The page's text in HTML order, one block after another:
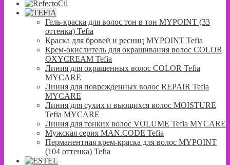
Гель-краска для волос тон в тон MYPOINT (33
оттенка) Tefia
Краска для бровей и ресниц MYPOINT Tefia
Крем-окислитель для окрашивания волос COLOR
OXYCREAM Tefia
Линия для окрашенных волос COLOR Tefia
MYCARE
Линия для поврежденных волос REPAIR Tefia
MYCARE
Линия для сухих и вьющихся волос MOISTURE
Tefia MYCARE
Линия для тонких волос VOLUME Tefia MYCARE
Мужская серия MAN.CODE Tefia
Перманентная крем-краска для волос MYPOINT
(104 оттенка) Tefia